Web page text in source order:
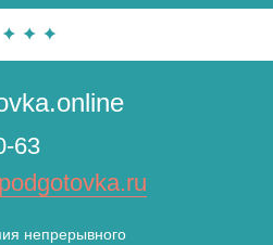
63
непрерывного